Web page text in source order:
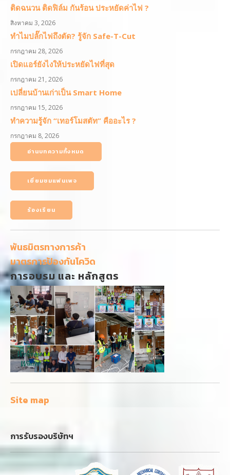
ติดฉนวน ติดฟิล์ม กันร้อน ประหยัดค่าไฟ ?
สิงหาคม 3, 2026
ทำไมปลั๊กไฟถึงตัด? รู้จัก Safe-T-Cut
กรกฎาคม 28, 2026
เปิดแอร์ยังไงให้ประหยัดไฟที่สุด
กรกฎาคม 21, 2026
เปลี่ยนบ้านเก่าเป็น Smart Home
กรกฎาคม 15, 2026
ทำความรู้จัก “เทอร์โมสตัท” คืออะไร ?
กรกฎาคม 8, 2026
อ่านบทความทั้งหมด
เยี่ยมชมแฟนเพจ
ร้องเรียน
พันธมิตรทางการค้า
มาตรการป้องกันโควิด
การอบรม และ หลักสูตร
Site map
การรับรองบริษัทฯ